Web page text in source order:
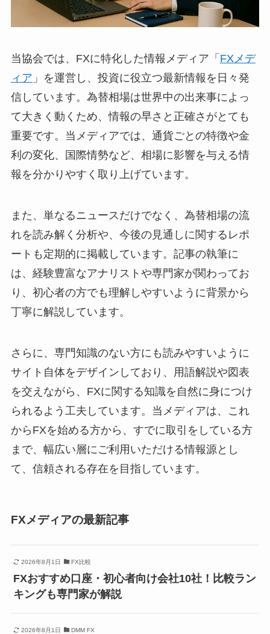
当協会では、FXに特化した情報メディア「 FXメデ
ィア 」を運営し、投資に役立つ最新情報を日々発
信しています。為替相場は世界中の出来事によっ
て大きく動くため、情報の早さと正確さがとても
重要です。当メディアでは、通貨ごとの特徴や金
利の変化、国際情勢など、相場に影響を与える情
報を分かりやすく取り上げています。
また、単なるニュースだけでなく、為替相場の流
れを読み解く分析や、今後の見通しに関するレポ
ートも定期的に掲載しています。記事の執筆に
は、経験豊富なアナリストや専門家が関わってお
り、初心者の方でも理解しやすいように背景から
丁寧に解説しています。
さらに、専門知識のない方にも読みやすいように
サイト自体をデザインしており、用語解説や図表
を交えながら、FXに関する知識を自然に身につけ
られるよう工夫しています。当メディアは、これ
からFXを始める方から、すでに取引をしている方
まで、幅広い層にご利用いただける情報源とし
て、信頼される存在を目指しています。
FXメディアの最新記事
2026年8月1日 FX比較
FXおすすめ口座・初心者向け会社10社！比較ラン
キングも専門家が解説
2026年8月1日 DMM FX